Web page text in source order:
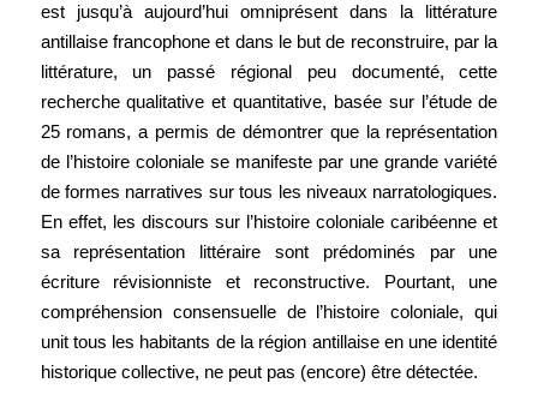
est jusqu’à aujourd’hui omniprésent dans la littérature
antillaise francophone et dans le but de reconstruire, par la
littérature, un passé régional peu documenté, cette
recherche qualitative et quantitative, basée sur l’étude de
25 romans, a permis de démontrer que la représentation
de l’histoire coloniale se manifeste par une grande variété
de formes narratives sur tous les niveaux narratologiques.
En effet, les discours sur l’histoire coloniale caribéenne et
sa représentation littéraire sont prédominés par une
écriture révisionniste et reconstructive. Pourtant, une
compréhension consensuelle de l’histoire coloniale, qui
unit tous les habitants de la région antillaise en une identité
historique collective, ne peut pas (encore) être détectée.